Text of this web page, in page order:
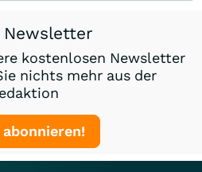
Newsletter
kostenlosen Newsletter
nichts mehr aus der